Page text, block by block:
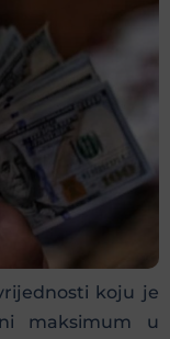
koju je
maksimum u